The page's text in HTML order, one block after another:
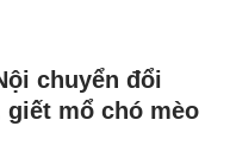
chuyển đổi
giết mổ chó mèo